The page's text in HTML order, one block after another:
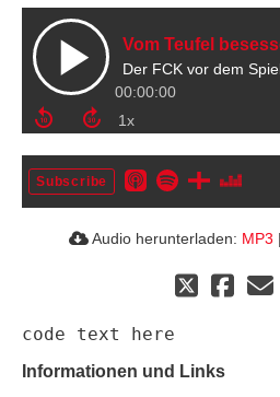
Vom Teufel
Der FCK vor dem
00:00:00
Subscribe
Audio herunterladen: MP3 |
Informationen und Links